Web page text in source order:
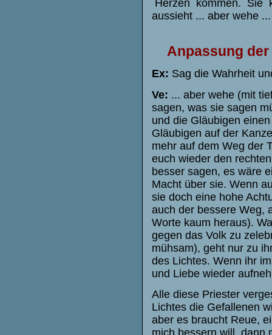
Herzen kommen. Sie
aussieht ... aber wehe ...
Anpassung
Ex: Sag die Wahrheit
Ve: ... aber wehe (mit
sagen, was sie sagen
und die Gläubigen
Gläubigen auf der
mehr auf dem Weg der
euch wieder den
besser sagen, es wäre
Macht über sie. Wenn
sie doch eine hohe
auch der bessere Weg,
Worte kaum heraus).
gegen das Volk zu
mühsam), geht nur zu
des Lichtes. Wenn ihr
und Liebe wieder
Alle diese Priester
Lichtes die Gefallenen
aber es braucht Reue,
mich bessern will, dann